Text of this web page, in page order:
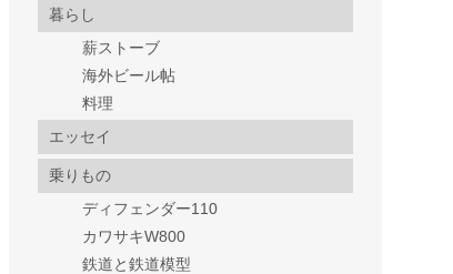
暮らし
薪ストーブ
海外ビール帖
料理
エッセイ
乗りもの
ディフェンダー110
カワサキW800
鉄道と鉄道模型